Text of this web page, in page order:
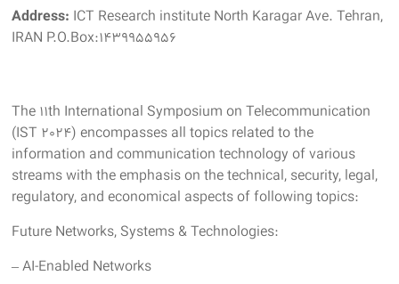
Address: ICT Research institute North Karagar Ave. Tehran,
IRAN P.O.Box:1439955956
The 11th International Symposium on Telecommunication
(IST 2024) encompasses all topics related to the
information and communication technology of various
streams with the emphasis on the technical, security, legal,
regulatory, and economical aspects of following topics:
Future Networks, Systems & Technologies:
– AI-Enabled Networks